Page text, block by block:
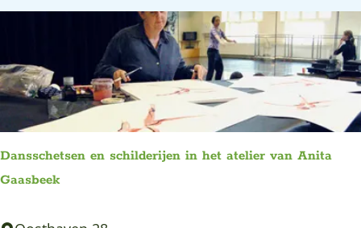
k
e
l
e
k
o
Dansschetsen en schilderijen in het atelier van Anita
Gaasbeek